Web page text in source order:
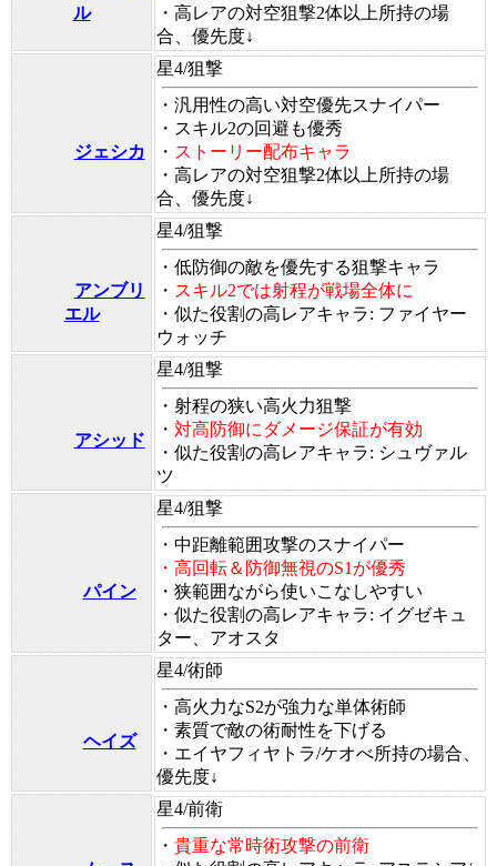
ル
・ 高レアの対空狙撃2体以上所持の場
合、優先度↓
ジェシカ
星4/狙撃
・汎用性の高い対空優先スナイパー
・スキル2の回避も優秀
・ ストーリー配布キャラ
・ 高レアの対空狙撃2体以上所持の場
合、優先度↓
アンブリ
エル
星4/狙撃
・低防御の敵を優先する狙撃キャラ
・ スキル2では射程が戦場全体に
・似た役割の高レアキャラ: ファイヤー
ウォッチ
アシッド
星4/狙撃
・射程の狭い高火力狙撃
・ 対高防御にダメージ保証が有効
・似た役割の高レアキャラ: シュヴァル
ツ
パイン
星4/狙撃
・中距離範囲攻撃のスナイパー
・高回転＆防御無視のS1が優秀
・狭範囲ながら使いこなしやすい
・似た役割の高レアキャラ: イグゼキュ
ター、アオスタ
ヘイズ
星4/術師
・高火力なS2が強力な単体術師
・素質で敵の術耐性を下げる
・ エイヤフィヤトラ/ケオべ所持の場合、
優先度↓
星4/前衛
・ 貴重な常時術攻撃の前衛